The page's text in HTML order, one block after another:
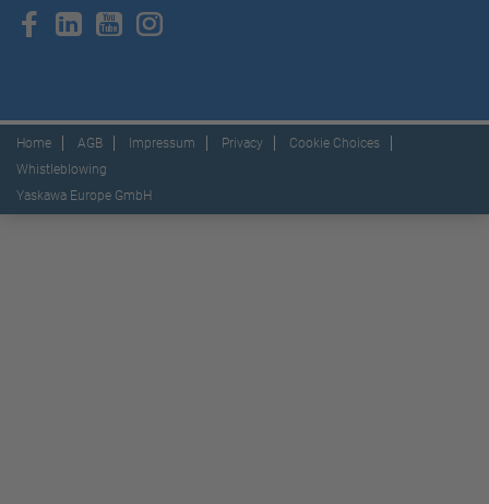
Home AGB Impressum Privacy
Cookie Choices
Whistleblowing
Yaskawa Europe GmbH